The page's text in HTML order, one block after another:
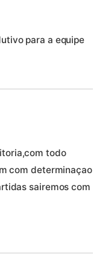
para a equipe
todo
com determinaçao
sairemos com